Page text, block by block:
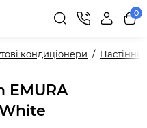
0
кондиціонери Настінні
EMURA